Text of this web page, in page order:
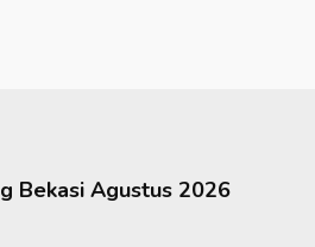
Bekasi Agustus 2026